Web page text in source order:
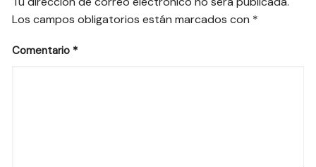
Los campos obligatorios están marcados con *
Comentario *